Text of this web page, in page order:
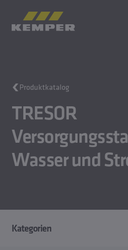
Gusstechnik
Walzprodukte
Unternehmen
Karriere
DE| DE Sprachwechsler
Produktkatalog
TRESOR
Wasser und
Kategorien